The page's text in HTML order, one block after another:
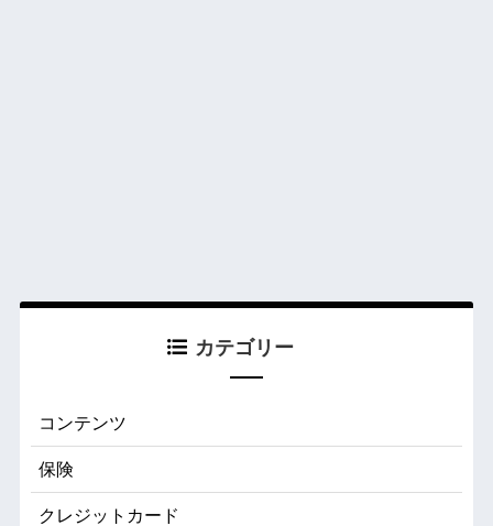
カテゴリー
コンテンツ
保険
クレジットカード